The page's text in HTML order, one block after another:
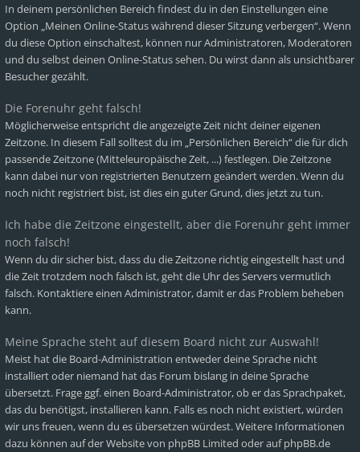
In deinem persönlichen Bereich findest du in den Einstellungen eine
Option „Meinen Online-Status während dieser Sitzung verbergen“. Wenn
du diese Option einschaltest, können nur Administratoren, Moderatoren
und du selbst deinen Online-Status sehen. Du wirst dann als unsichtbarer
Besucher gezählt.
Die Forenuhr geht falsch!
Möglicherweise entspricht die angezeigte Zeit nicht deiner eigenen
Zeitzone. In diesem Fall solltest du im „Persönlichen Bereich“ die für dich
passende Zeitzone (Mitteleuropäische Zeit, ...) festlegen. Die Zeitzone
kann dabei nur von registrierten Benutzern geändert werden. Wenn du
noch nicht registriert bist, ist dies ein guter Grund, dies jetzt zu tun.
Ich habe die Zeitzone eingestellt, aber die Forenuhr geht immer
noch falsch!
Wenn du dir sicher bist, dass du die Zeitzone richtig eingestellt hast und
die Zeit trotzdem noch falsch ist, geht die Uhr des Servers vermutlich
falsch. Kontaktiere einen Administrator, damit er das Problem beheben
kann.
Meine Sprache steht auf diesem Board nicht zur Auswahl!
Meist hat die Board-Administration entweder deine Sprache nicht
installiert oder niemand hat das Forum bislang in deine Sprache
übersetzt. Frage ggf. einen Board-Administrator, ob er das Sprachpaket,
das du benötigst, installieren kann. Falls es noch nicht existiert, würden
wir uns freuen, wenn du es übersetzen würdest. Weitere Informationen
dazu können auf der Website von phpBB Limited oder aufphpBB.de